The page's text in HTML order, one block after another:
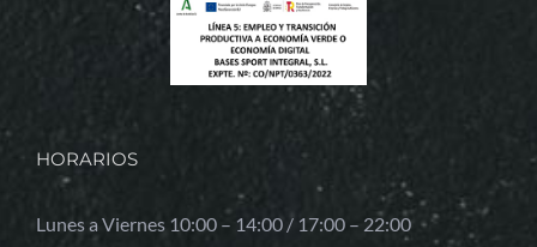
HORARIOS
Lunes a Viernes 10:00 – 14:00 / 17:00 – 22:00